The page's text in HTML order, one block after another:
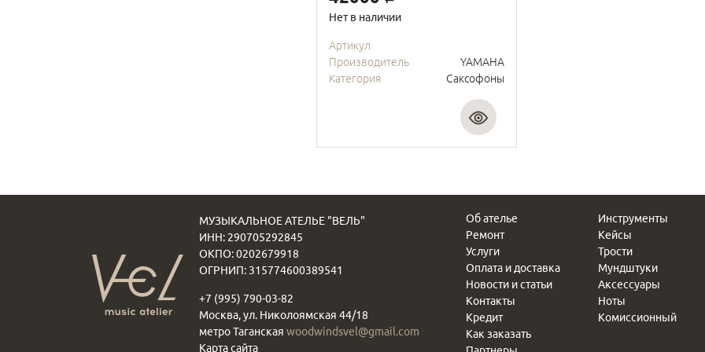
Нет в наличии
Артикул
Производитель
YAMAHA
Категория
Саксофоны
МУЗЫКАЛЬНОЕ АТЕЛЬЕ "ВЕЛЬ"
ИНН: 290705292845
ОКПО: 0202679918
ОГРНИП: 315774600389541
+7 (995) 790-03-82
Москва, ул. Николоямская 44/18
метро Таганская woodwindsvel@gmail.com
Карта сайта
Об ателье
Ремонт
Услуги
Оплата и доставка
Новости и статьи
Контакты
Кредит
Как заказать
Инструменты
Кейсы
Трости
Мундштуки
Аксессуары
Ноты
Комиссионный